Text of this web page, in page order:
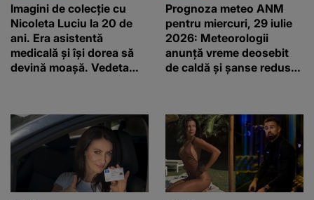
Imagini de colecție cu
Nicoleta Luciu la 20 de
ani. Era asistentă
medicală și își dorea să
devină moașă. Vedeta
Prognoza meteo ANM
pentru miercuri, 29 iulie
2026: Meteorologii
anunță vreme deosebit
de caldă și șanse reduse